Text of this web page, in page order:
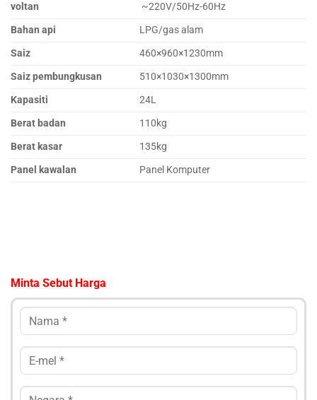
voltan
~220V/50Hz-60Hz
Bahan api
LPG/gas alam
Saiz
460×960×1230mm
Saiz pembungkusan
510×1030×1300mm
Kapasiti
24L
Berat badan
110kg
Berat kasar
135kg
Panel kawalan
Panel Komputer
Minta Sebut Harga